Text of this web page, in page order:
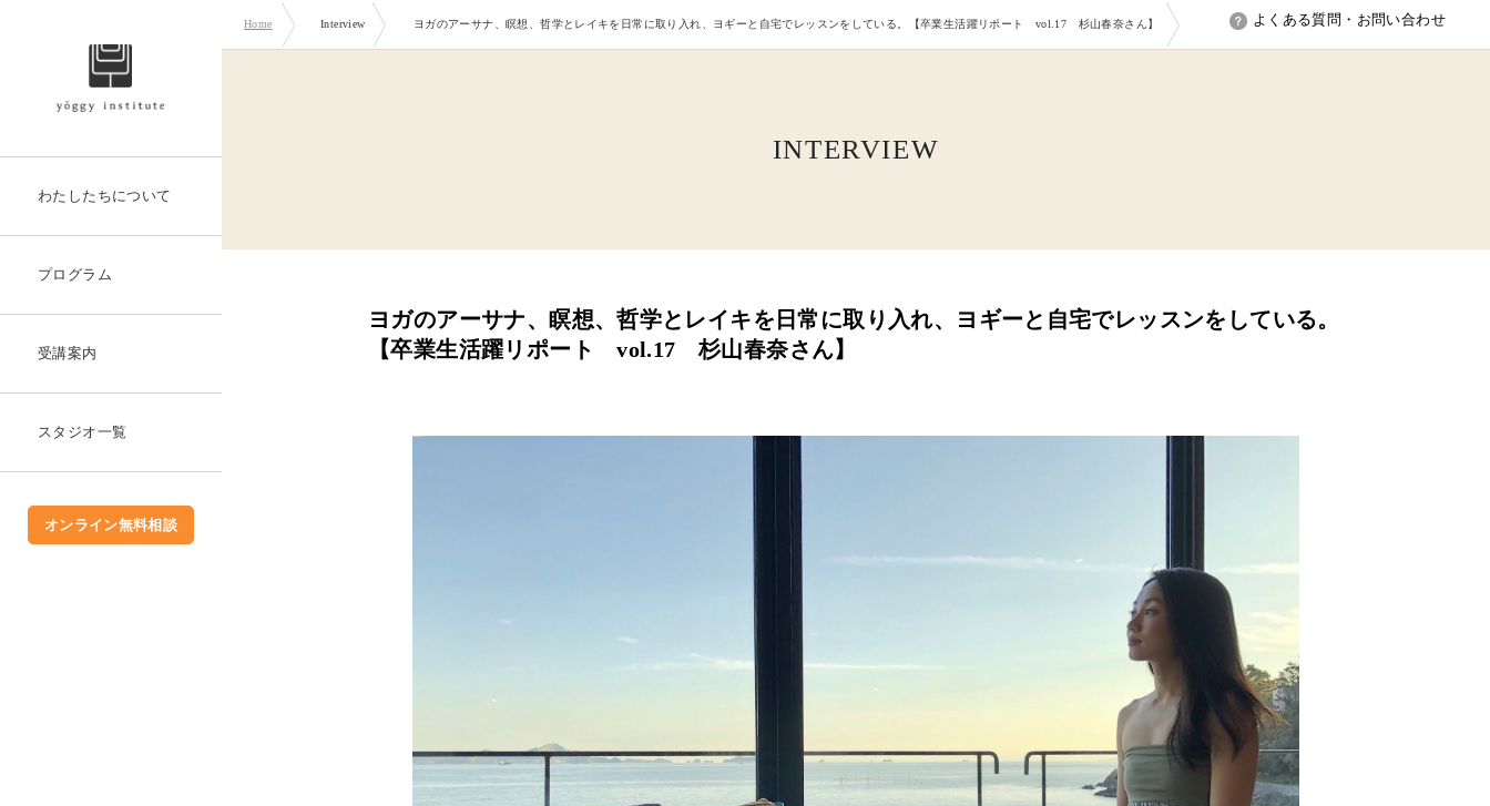
わたしたちについて
プログラム
受講案内
スタジオ一覧
オンライン無料相談
Home Interview ヨガのアーサナ、瞑想、哲学とレイキを日常に取り入れ、ヨギーと自宅でレッスンをしている。【卒業生活躍リポート vol.17 杉山春奈さん】 よくある質問・お問い合わせ
INTERVIEW
ヨガのアーサナ、瞑想、哲学とレイキを日常に取り入れ、ヨギーと自宅でレッスンをしている。
【卒業生活躍リポート vol.17 杉山春奈さん】